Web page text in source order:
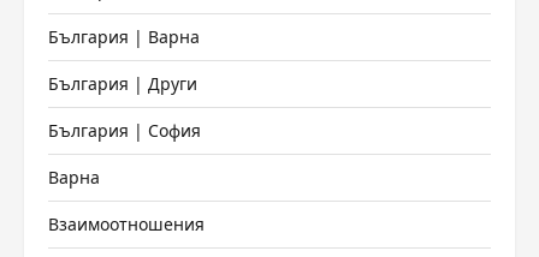
България | Варна
България | Други
България | София
Варна
Взаимоотношения